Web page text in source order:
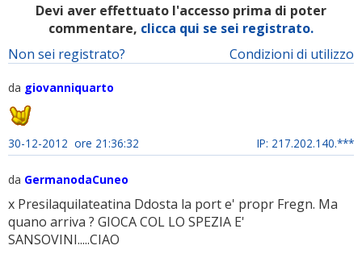
Devi aver effettuato l'accesso prima di poter
commentare, clicca qui se sei registrato.
Condizioni di utilizzo
Non sei registrato?
da giovanniquarto
30-12-2012 ore 21:36:32 IP: 217.202.140.***
da GermanodaCuneo
x Presilaquilateatina Ddosta la port e' propr Fregn. Ma
quano arriva ? GIOCA COL LO SPEZIA E'
SANSOVINI.....CIAO